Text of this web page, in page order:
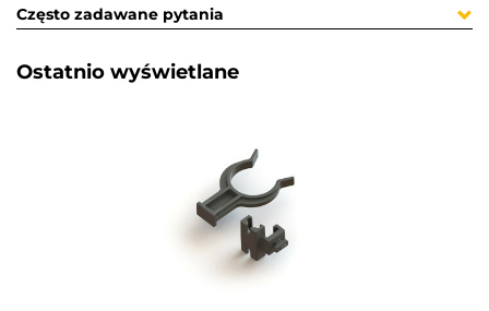
Często zadawane pytania
Ostatnio wyświetlane​